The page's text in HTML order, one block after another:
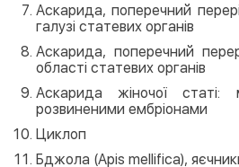
Аскарида, поперечний
галузі статевих органів
Аскарида, поперечний
області статевих органів
Аскарида жіночої
розвиненими ембріонами
Циклоп
Бджола (Apis mellifica),